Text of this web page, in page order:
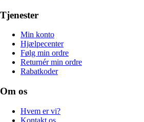
Tjenester
Min konto
Hjælpecenter
Følg min ordre
Returnér min ordre
Rabatkoder
Om os
Hvem er vi?
Kontakt os